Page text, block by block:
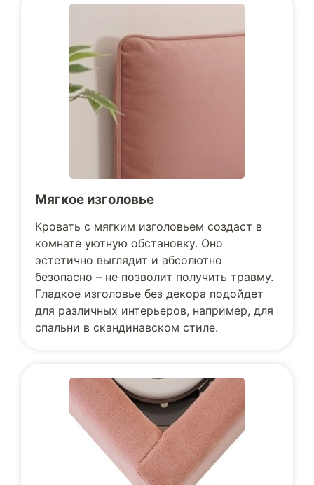
Мягкое изголовье
Кровать с мягким изголовьем создаст в
комнате уютную обстановку. Оно
эстетично выглядит и абсолютно
безопасно – не позволит получить травму.
Гладкое изголовье без декора подойдет
для различных интерьеров, например, для
спальни в скандинавском стиле.